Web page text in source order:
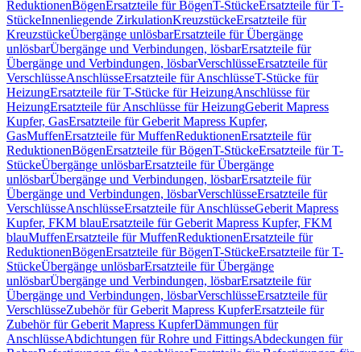
ReduktionenBögenErsatzteile für BögenT-StückeErsatzteile für T-
StückeInnenliegende ZirkulationKreuzstückeErsatzteile für
KreuzstückeÜbergänge unlösbarErsatzteile für Übergänge
unlösbarÜbergänge und Verbindungen, lösbarErsatzteile für
Übergänge und Verbindungen, lösbarVerschlüsseErsatzteile für
VerschlüsseAnschlüsseErsatzteile für AnschlüsseT-Stücke für
HeizungErsatzteile für T-Stücke für HeizungAnschlüsse für
HeizungErsatzteile für Anschlüsse für HeizungGeberit Mapress
Kupfer, GasErsatzteile für Geberit Mapress Kupfer,
GasMuffenErsatzteile für MuffenReduktionenErsatzteile für
ReduktionenBögenErsatzteile für BögenT-StückeErsatzteile für T-
StückeÜbergänge unlösbarErsatzteile für Übergänge
unlösbarÜbergänge und Verbindungen, lösbarErsatzteile für
Übergänge und Verbindungen, lösbarVerschlüsseErsatzteile für
VerschlüsseAnschlüsseErsatzteile für AnschlüsseGeberit Mapress
Kupfer, FKM blauErsatzteile für Geberit Mapress Kupfer, FKM
blauMuffenErsatzteile für MuffenReduktionenErsatzteile für
ReduktionenBögenErsatzteile für BögenT-StückeErsatzteile für T-
StückeÜbergänge unlösbarErsatzteile für Übergänge
unlösbarÜbergänge und Verbindungen, lösbarErsatzteile für
Übergänge und Verbindungen, lösbarVerschlüsseErsatzteile für
VerschlüsseZubehör für Geberit Mapress KupferErsatzteile für
Zubehör für Geberit Mapress KupferDämmungen für
AnschlüsseAbdichtungen für Rohre und FittingsAbdeckungen für